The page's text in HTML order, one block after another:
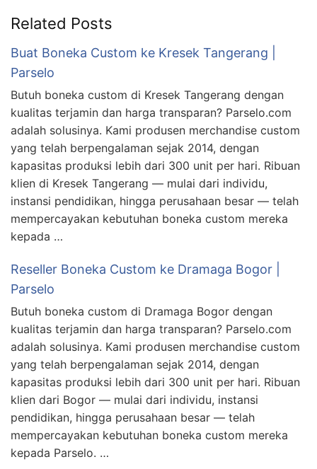
Related Posts
Buat Boneka Custom ke Kresek Tangerang |
Parselo
Butuh boneka custom di Kresek Tangerang dengan
kualitas terjamin dan harga transparan? Parselo.com
adalah solusinya. Kami produsen merchandise custom
yang telah berpengalaman sejak 2014, dengan
kapasitas produksi lebih dari 300 unit per hari. Ribuan
klien di Kresek Tangerang — mulai dari individu,
instansi pendidikan, hingga perusahaan besar — telah
mempercayakan kebutuhan boneka custom mereka
kepada …
Reseller Boneka Custom ke Dramaga Bogor |
Parselo
Butuh boneka custom di Dramaga Bogor dengan
kualitas terjamin dan harga transparan? Parselo.com
adalah solusinya. Kami produsen merchandise custom
yang telah berpengalaman sejak 2014, dengan
kapasitas produksi lebih dari 300 unit per hari. Ribuan
klien dari Bogor — mulai dari individu, instansi
pendidikan, hingga perusahaan besar — telah
mempercayakan kebutuhan boneka custom mereka
kepada Parselo. …